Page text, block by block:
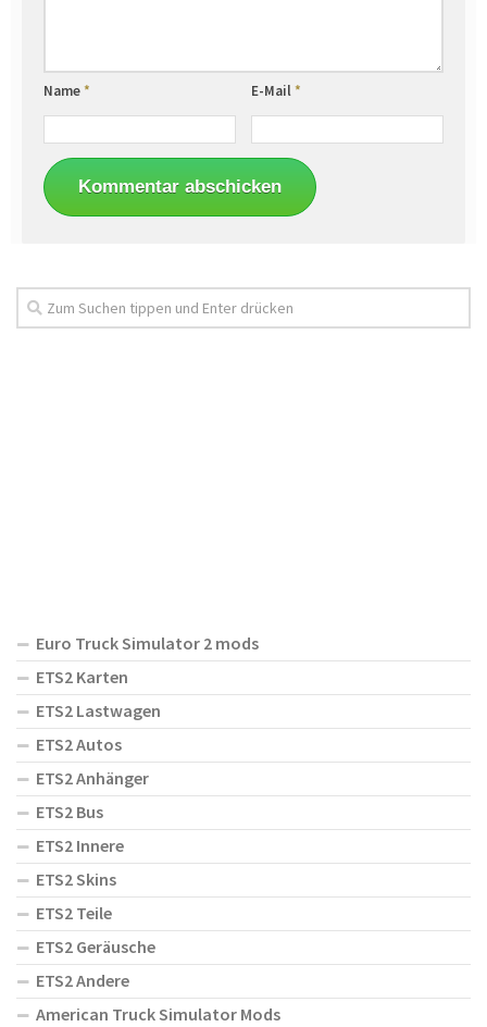
Name* E-Mail*
Euro Truck Simulator 2 mods
ETS2 Karten
ETS2 Lastwagen
ETS2 Autos
ETS2 Anhänger
ETS2 Bus
ETS2 Innere
ETS2 Skins
ETS2 Teile
ETS2 Geräusche
ETS2 Andere
American Truck Simulator Mods